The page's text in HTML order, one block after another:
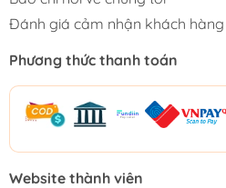
Đánh giá cảm nhận khách hàng
Phương thức thanh toán
Website thành viên